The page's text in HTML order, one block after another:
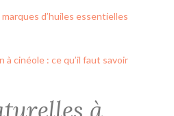
d’huiles essentielles
cinéole : ce qu’il faut savoir
à